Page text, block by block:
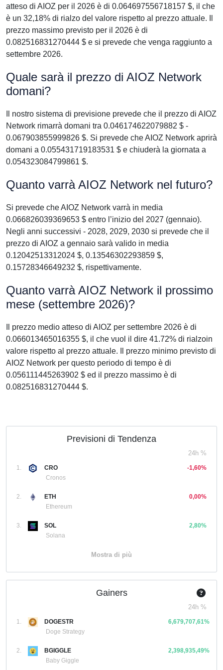
atteso di AIOZ per il 2026 è di 0.064697556718157 $, il che
è un 32,18% di rialzo del valore rispetto al prezzo attuale. Il
prezzo massimo previsto per il 2026 è di
0.082516831270444 $ e si prevede che venga raggiunto a
settembre 2026.
Quale sarà il prezzo di AIOZ Network
domani?
Il nostro sistema di previsione prevede che il prezzo di AIOZ
Network rimarrà domani tra 0.046174622079882 $ -
0.067903855999826 $. Si prevede che AIOZ Network aprirà
domani a 0.055431719183531 $ e chiuderà la giornata a
0.054323084799861 $.
Quanto varrà AIOZ Network nel futuro?
Si prevede che AIOZ Network varrà in media
0.066826039369653 $ entro l’inizio del 2027 (gennaio).
Negli anni successivi - 2028, 2029, 2030 si prevede che il
prezzo di AIOZ a gennaio sarà valido in media
0.12042513312024 $, 0.13546302293859 $,
0.15728346649232 $, rispettivamente.
Quanto varrà AIOZ Network il prossimo
mese (settembre 2026)?
Il prezzo medio atteso di AIOZ per settembre 2026 è di
0.066013465016355 $, il che vuol il dire 41.72% di rialzoin
valore rispetto al prezzo attuale. Il prezzo minimo previsto di
AIOZ Network per questo periodo di tempo è di
0.056111445263902 $ ed il prezzo massimo è di
0.082516831270444 $.
Previsioni di Tendenza
24h %
1.
CRO
Cronos
-1,60%
2.
ETH
Ethereum
0,00%
3.
SOL
Solana
2,80%
Mostra di più
Gainers
24h %
1.
DOGESTR
Doge Strategy
6,679,707,61%
2.
BGIGGLE
Baby Giggle
2,398,935,49%